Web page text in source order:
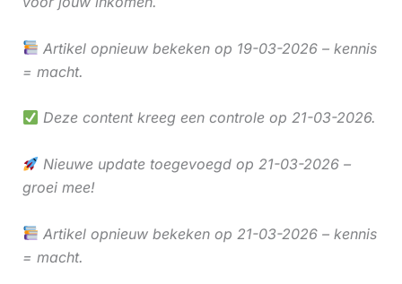
Artikel opnieuw bekeken op 19-03-2026 – kennis
= macht.
Deze content kreeg een controle op 21-03-2026.
Nieuwe update toegevoegd op 21-03-2026 –
groei mee!
Artikel opnieuw bekeken op 21-03-2026 – kennis
= macht.